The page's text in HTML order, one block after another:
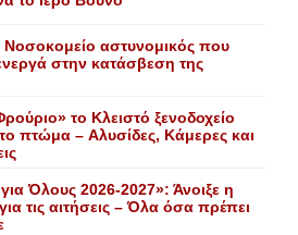
αστυνομικός που
στην κατάσβεση της
το Kλειστό ξενοδοχείο
πτώμα – Aλυσίδες, Kάμερες και
Όλους 2026-2027»: Άνοιξε η
τις αιτήσεις – Όλα όσα πρέπει